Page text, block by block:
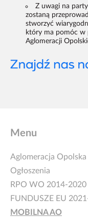
Z uwagi na
zostaną
stworzyć
który ma pomóc w
Aglomeracji
Menu
Aglomeracja Opolska
Ogłoszenia
RPO WO 2014-2020
FUNDUSZE EU
MOBILNA AO